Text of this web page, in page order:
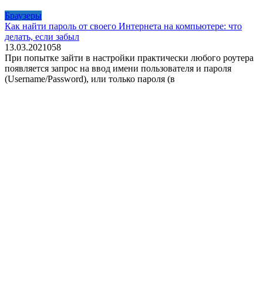
Браузеры
Как найти пароль от своего Интернета на компьютере: что
делать, если забыл
13.03.2021058
При попытке зайти в настройки практически любого роутера
появляется запрос на ввод имени пользователя и пароля
(Username/Password), или только пароля (в